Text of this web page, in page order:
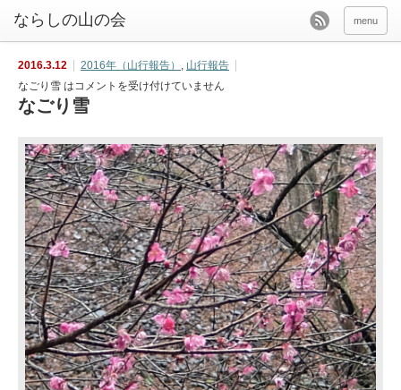
menu
2016.3.12 2016年（山行報告） , 山行報告
なごり雪 はコメントを受け付けていません
なごり雪